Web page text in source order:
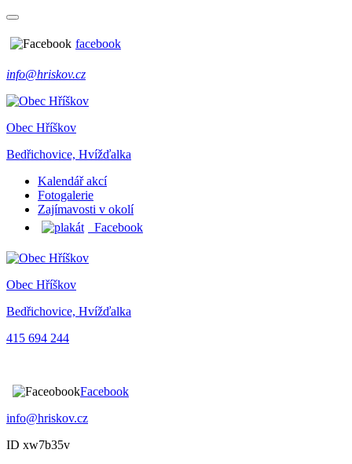
facebook
info@hriskov.cz
Obec Hříškov
Bedřichovice, Hvížďalka
Kalendář akcí
Fotogalerie
Zajímavosti v okolí
Facebook
Obec Hříškov
Bedřichovice, Hvížďalka
415 694 244
Facebook
info@hriskov.cz
ID xw7b35v